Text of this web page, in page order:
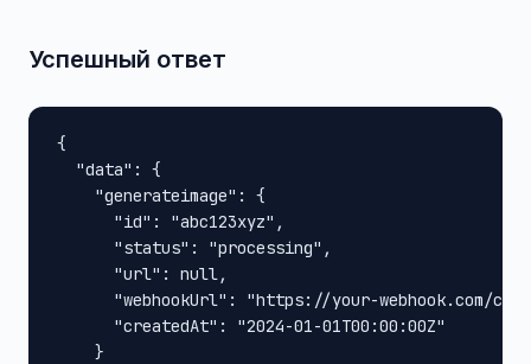
Успешный ответ
{
  "data": {
    "generateimage": {
      "id": "abc123xyz",
      "status": "processing",
      "url": null,
"webhookUrl": "https://your-webhook.com/
      "createdAt": "2024-01-01T00:00:00Z"
    }